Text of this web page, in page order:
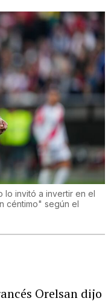
lo invitó a invertir en el
céntimo" según el
Orelsan dijo